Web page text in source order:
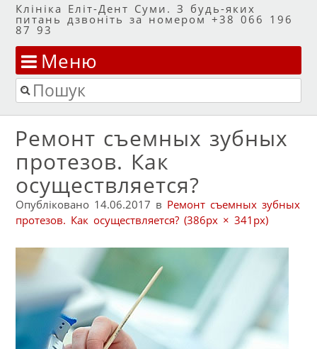
Клініка Еліт-Дент Суми. З будь-яких
питань дзвоніть за номером +38 066 196
87 93
Меню
Перейти до змісту
Пошук
Ремонт съемных зубных
протезов. Как
осуществляется?
Опубліковано 14.06.2017 в Ремонт съемных зубных
протезов. Как осуществляется? (386px × 341px)